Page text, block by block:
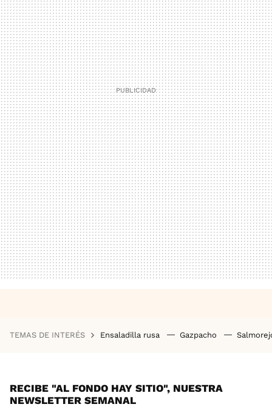
TEMAS DE INTERÉS Ensaladilla rusa Gazpacho
RECIBE "AL FONDO HAY SITIO", NUESTRA
NEWSLETTER SEMANAL